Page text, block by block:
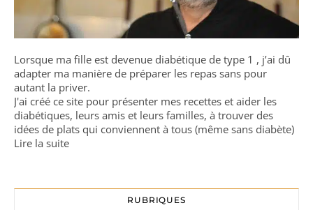
Lorsque ma fille est devenue diabétique de type 1 , j’ai dû
adapter ma manière de préparer les repas sans pour
autant la priver.
J'ai créé ce site pour présenter mes recettes et aider les
diabétiques, leurs amis et leurs familles, à trouver des
idées de plats qui conviennent à tous (même sans diabète)
Lire la suite
RUBRIQUES